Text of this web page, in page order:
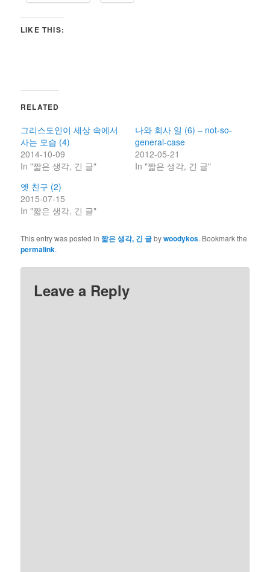
LIKE THIS:
RELATED
그리스도인이 세상 속에서
사는 모습 (4)
2014-10-09
In "짧은 생각, 긴 글"
나와 회사 일 (6) – not-so-
general-case
2012-05-21
In "짧은 생각, 긴 글"
옛 친구 (2)
2015-07-15
In "짧은 생각, 긴 글"
This entry was posted in짧은 생각, 긴 글bywoodykos. Bookmark the
permalink.
Leave a Reply